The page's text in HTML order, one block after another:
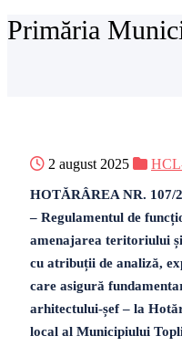
Primăria
2 august 2025
HOTĂRÂREA NR. 107/
– Regulamentul de
amenajarea teritoriului
cu atribuții de analiză,
care asigură
arhitectului-șef – la
local al Municipiului